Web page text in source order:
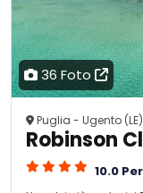
36 Foto
Puglia - Ugento (LE)
Robinson
10.0